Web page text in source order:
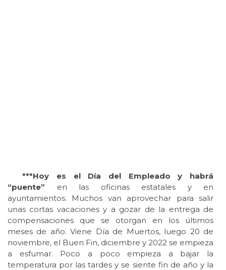
***Hoy es el Día del Empleado y habrá
“puente” en las oficinas estatales y en
ayuntamientos. Muchos van aprovechar para salir
unas cortas vacaciones y a gozar de la entrega de
compensaciones que se otorgan en los últimos
meses de año. Viene Día de Muertos, luego 20 de
noviembre, el Buen Fin, diciembre y 2022 se empieza
a esfumar. Poco a poco empieza a bajar la
temperatura por las tardes y se siente fin de año y la